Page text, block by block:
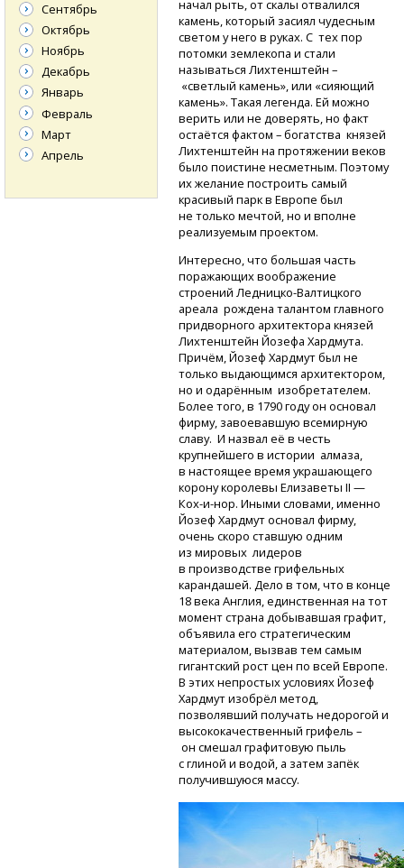
начал рыть, от скалы отвалился
камень, который засиял чудесным
светом у него в руках. С тех пор
потомки землекопа и стали
называться Лихтенштейн –
«светлый камень», или «сияющий
камень». Такая легенда. Ей можно
верить или не доверять, но факт
остаётся фактом – богатства князей
Лихтенштейн на протяжении веков
было поистине несметным. Поэтому
их желание построить самый
красивый парк в Европе был
не только мечтой, но и вполне
реализуемым проектом.
Интересно, что большая часть
поражающих воображение
строенийЛедницко-Валтицкого
ареала рождена талантом главного
придворного архитектора князей
Лихтенштейн Йозефа Хардмута.
Причём, Йозеф Хардмут был не
только выдающимся архитектором,
но и одарённым изобретателем.
Более того, в 1790 году он основал
фирму, завоевавшую всемирную
славу. И назвал её в честь
крупнейшего в истории алмаза,
в настоящее время украшающего
корону королевы Елизаветы II —
Кох-и-нор. Иными словами, именно
Йозеф Хардмут основал фирму,
очень скоро ставшую одним
из мировых лидеров
в производстве грифельных
карандашей. Дело в том, что в конце
18 века Англия, единственная на тот
момент страна добывавшая графит,
объявила его стратегическим
материалом, вызвав тем самым
гигантский рост цен по всей Европе.
В этих непростых условиях Йозеф
Хардмут изобрёл метод,
позволявший получать недорогой и
высококачественный грифель –
он смешал графитовую пыль
с глиной и водой, а затем запёк
получившуюся массу.
Сентябрь
Октябрь
Ноябрь
Декабрь
Январь
Февраль
Март
Апрель